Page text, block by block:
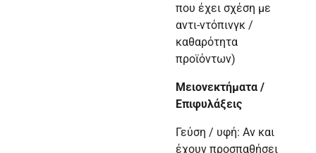
που έχει σχέση με
αντι-ντόπινγκ /
καθαρότητα
προϊόντων)
Μειονεκτήματα /
Επιφυλάξεις
Γεύση / υφή: Αν και
έχουν προσπαθήσει